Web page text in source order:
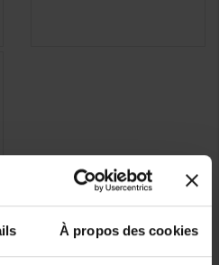
À propos des cookies